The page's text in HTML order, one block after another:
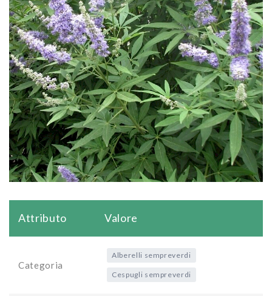
Attributo Valore
Categoria
Alberelli sempreverdi
Cespugli sempreverdi